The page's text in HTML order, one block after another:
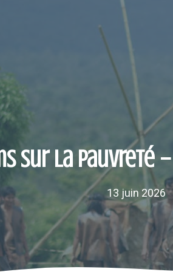
sur la pauvreté
13 juin 2026